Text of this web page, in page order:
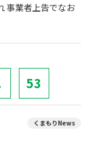
事業者上告でなお
53
くまもりNews